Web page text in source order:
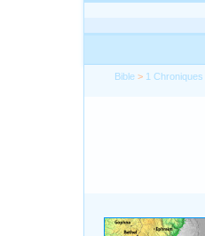
Bible > 1 Chroniques